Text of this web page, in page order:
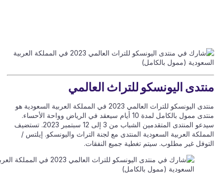
اليونسكو للتراث العالمي
منتدى اليونسكو للتراث العالمي 2023 في المملكة العربية السعودية هو
منتدى ممول بالكامل لمدة 10 أيام سيعقد في الرياض وواحة الأحساء.
سيدعو المنتدى المتقدمين الشباب من 3 إلى 12 سبتمبر 2023. تستضيف
العربية السعودية المنتدى مع لجنة التراث واليونسكو. إيلتس /
غير مطلوب. سيتم تغطية جميع النفقات.